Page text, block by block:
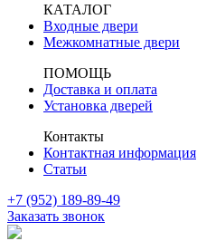
КАТАЛОГ
Входные двери
Межкомнатные двери
ПОМОЩЬ
Доставка и оплата
Установка дверей
Контакты
Контактная информация
Статьи
+7 (952) 189-89-49
Заказать звонок